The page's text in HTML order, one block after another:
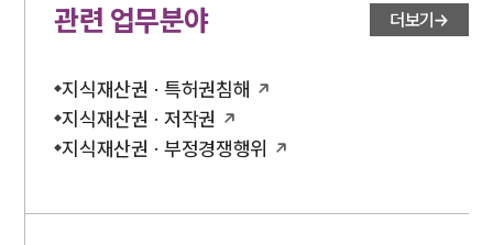
관련 업무분야 더보기
지식재산권 · 특허권침해
지식재산권 · 저작권
지식재산권 · 부정경쟁행위